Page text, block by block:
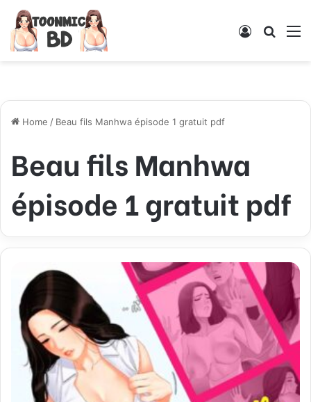
Log
Home / Beau fils Manhwa épisode 1 gratuit pdf
Beau fils Manhwa
épisode 1 gratuit pdf